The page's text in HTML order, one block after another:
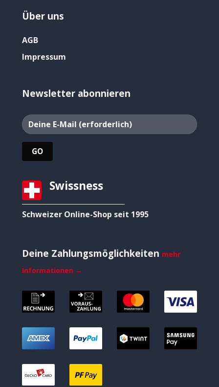
Über uns
AGB
Impressum
Newsletter abonnieren
Swissness
Schweizer Online-Shop seit 1995
Deine Zahlungsmöglichkeiten mehr
Informationen →